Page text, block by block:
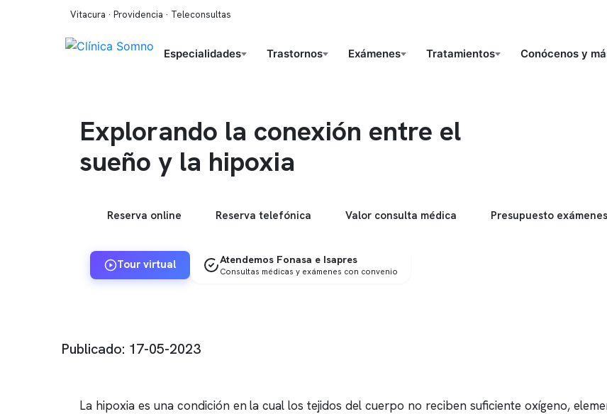
Vitacura · Providencia · Teleconsultas
Especialidades Trastornos Exámenes Tratamientos Conócenos y
Explorando la conexión entre el
sueño y la hipoxia
Reserva online Reserva telefónica Valor consulta médica Presupuesto exámenes
Tour virtual Atendemos Fonasa e Isapres
Consultas médicas y exámenes con convenio
Publicado: 17-05-2023
La hipoxia es una condición en la cual los tejidos del cuerpo no reciben suficiente oxígeno,